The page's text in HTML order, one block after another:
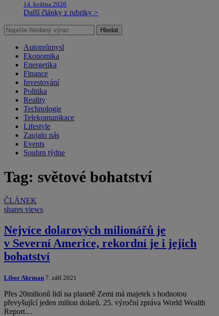
14. května 2026
Další články z rubriky >
Hledat
Autoprůmysl
Ekonomika
Energetika
Finance
Investování
Politika
Reality
Technologie
Telekomunikace
Lifestyle
Zaujalo nás
Events
Souhrn týdne
Tag: světové bohatství
ČLÁNEK
shares views
Nejvíce dolarových milionářů je
v Severní Americe, rekordní je i jejich
bohatství
Libor Akrman 7. září 2021
Přes 20milionů lidí na planetě Zemi má majetek s hodnotou
převyšující jeden milion dolarů. 25. výroční zpráva World Wealth
Report…